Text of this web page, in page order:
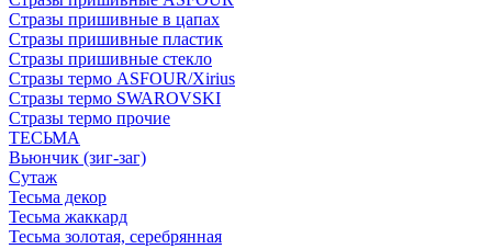
Стразы пришивные в цапах
Стразы пришивные пластик
Стразы пришивные стекло
Стразы термо ASFOUR/Xirius
Стразы термо SWAROVSKI
Стразы термо прочие
ТЕСЬМА
Вьюнчик (зиг-заг)
Сутаж
Тесьма декор
Тесьма жаккард
Тесьма золотая, серебрянная